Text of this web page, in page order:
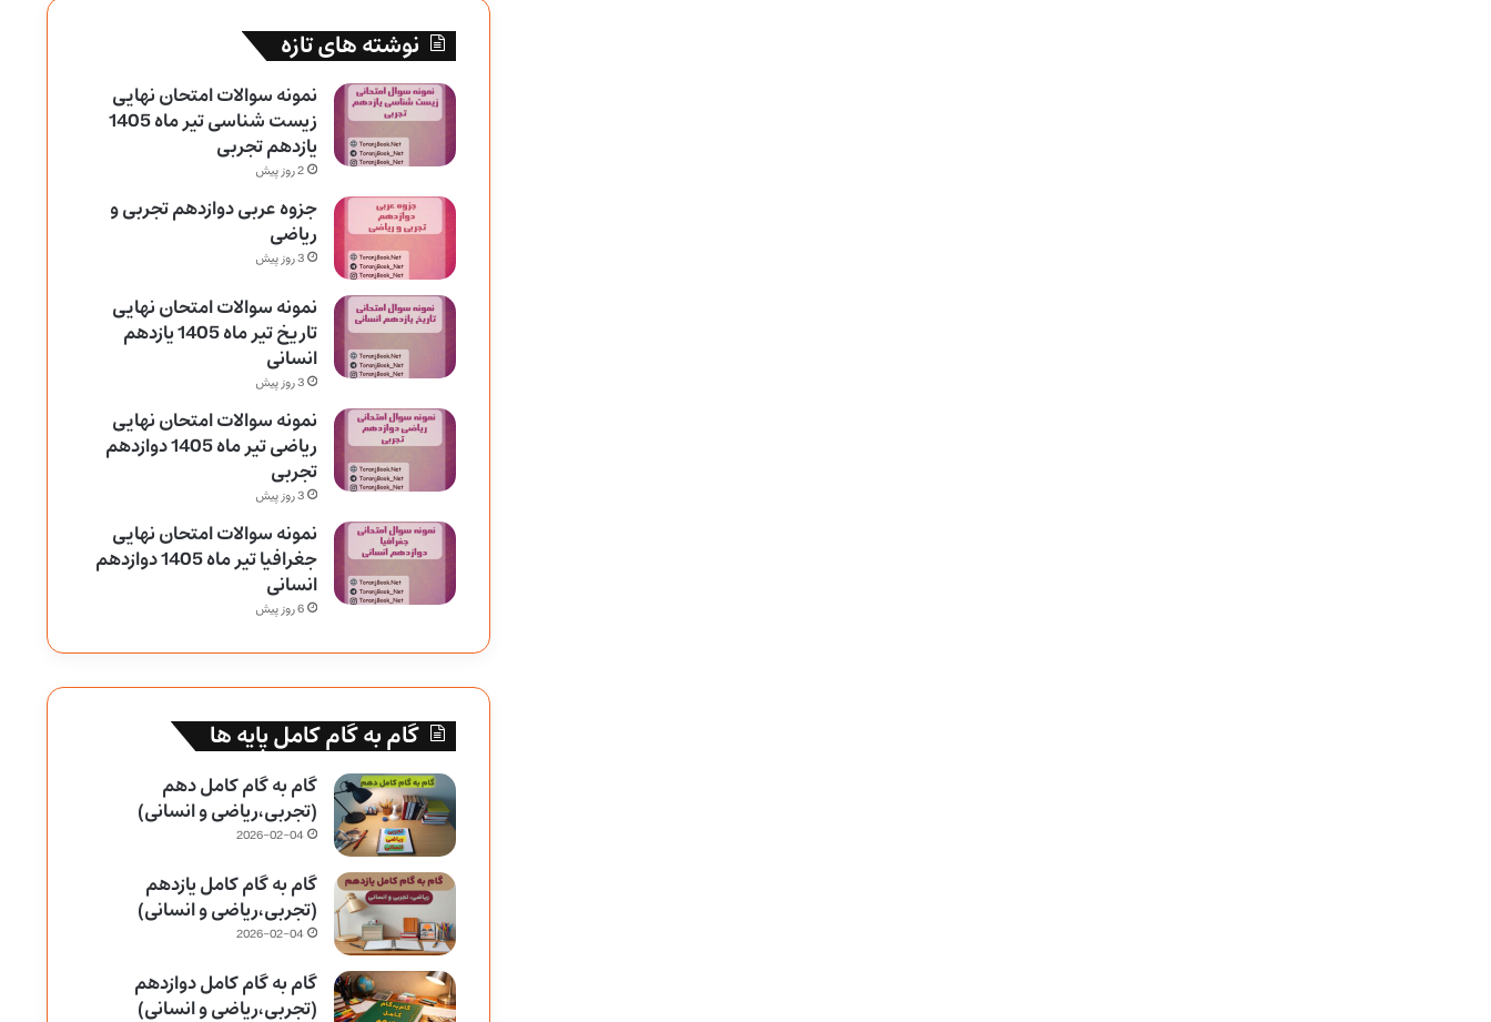
نوشته های تازه
نمونه سوالات امتحان نهایی
زیست شناسی تیر ماه 1405
یازدهم تجربی
2 روز پیش
جزوه عربی دوازدهم تجربی و
ریاضی
3 روز پیش
نمونه سوالات امتحان نهایی
تاریخ تیر ماه 1405 یازدهم
انسانی
3 روز پیش
نمونه سوالات امتحان نهایی
ریاضی تیر ماه 1405 دوازدهم
تجربی
3 روز پیش
نمونه سوالات امتحان نهایی
جغرافیا تیر ماه 1405 دوازدهم
انسانی
6 روز پیش
گام به گام کامل پایه ها
گام به گام کامل دهم
(تجربی،ریاضی و انسانی)
2026-02-04
گام به گام کامل یازدهم
(تجربی،ریاضی و انسانی)
2026-02-04
گام به گام کامل دوازدهم
(تجربی،ریاضی و انسانی)